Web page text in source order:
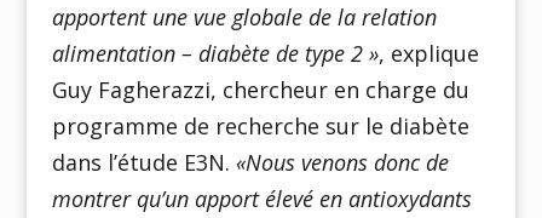
apportent une vue globale de la relation
alimentation – diabète de type 2 », explique
Guy Fagherazzi, chercheur en charge du
programme de recherche sur le diabète
dans l’étude E3N. «Nous venons donc de
montrer qu’un apport élevé en antioxydants